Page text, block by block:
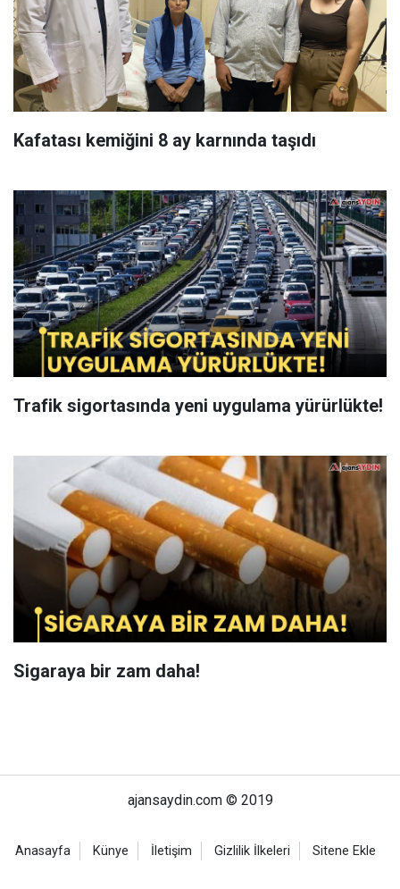
Kafatası kemiğini 8 ay karnında taşıdı
Trafik sigortasında yeni uygulama yürürlükte!
Sigaraya bir zam daha!
ajansaydin.com © 2019
Anasayfa Künye İletişim Gizlilik İlkeleri Sitene Ekle